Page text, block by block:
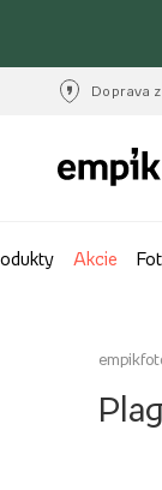
Doprava
Akcie